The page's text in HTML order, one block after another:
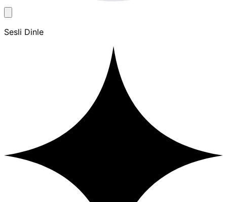
Sesli Dinle